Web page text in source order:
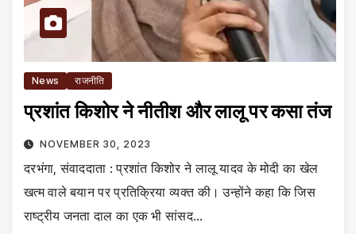
News राजनीति
प्रशांत किशोर ने नीतीश और लालू पर कसा तंज
NOVEMBER 30, 2023
दरभंगा, संवाददाता : प्रशांत किशोर ने लालू यादव के मोदी का खेल
खत्म वाले बयान पर प्रतिक्रिया व्यक्त की। उन्होंने कहा कि जिस
राष्ट्रीय जनता दाल का एक भी सांसद…